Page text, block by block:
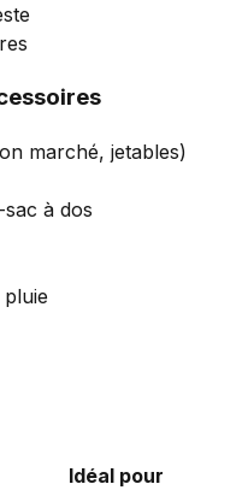
marché, jetables)
à dos
Idéal pour